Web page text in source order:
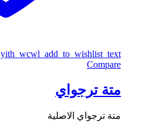
yith_wcwl_add_to_wishlist_text
Compare
متة ترجواي
متة ترجواي الاصلية